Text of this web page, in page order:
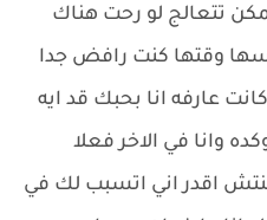
تتعالج لو رحت هناك
وقتها كنت رافض جدا
عارفه انا بحبك قد ايه
وانا في الاخر فعلا
اقدر اني اتسبب لك في